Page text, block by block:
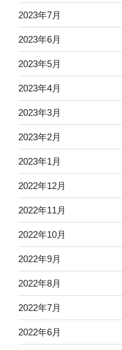
2023年7月
2023年6月
2023年5月
2023年4月
2023年3月
2023年2月
2023年1月
2022年12月
2022年11月
2022年10月
2022年9月
2022年8月
2022年7月
2022年6月